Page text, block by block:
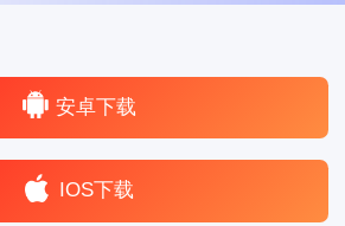
安卓下载
IOS下载